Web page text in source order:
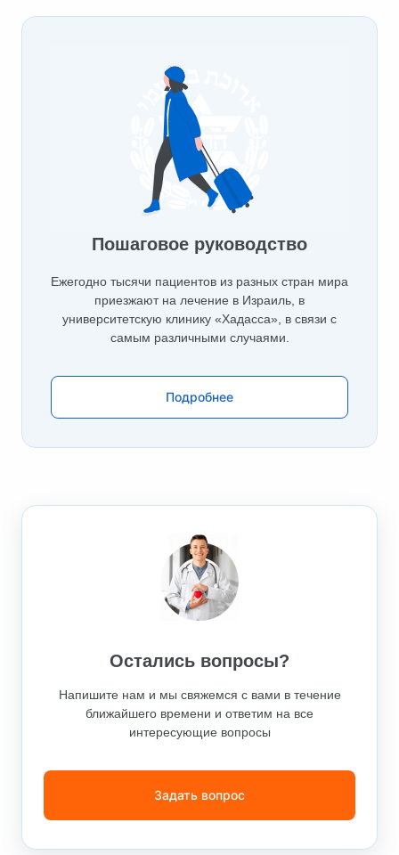
Пошаговое руководство
Ежегодно тысячи пациентов из разных стран мира
приезжают на лечение в Израиль, в
университетскую клинику «Хадасса», в связи с
самым различными случаями.
Подробнее
Остались вопросы?
Напишите нам и мы свяжемся с вами в течение
ближайшего времени и ответим на все
интересующие вопросы
Задать вопрос